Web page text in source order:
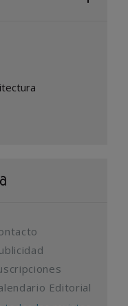
Editorial